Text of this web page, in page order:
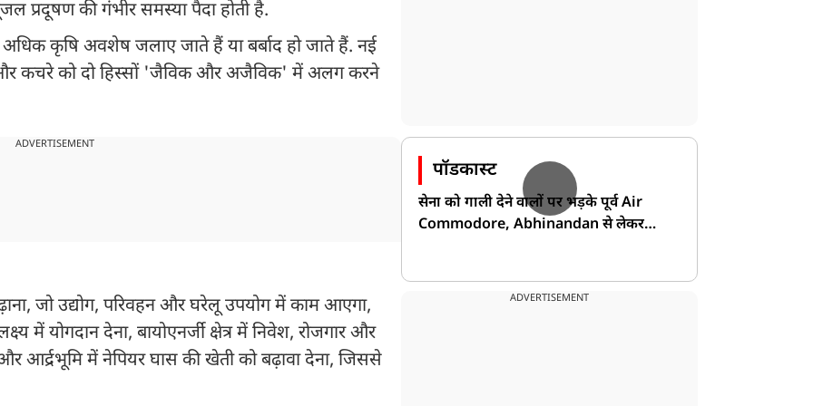
प्रदूषण की गंभीर समस्या पैदा होती है.
कृषि अवशेष जलाए जाते हैं या बर्बाद हो जाते हैं. नई
और कचरे को दो हिस्सों 'जैविक और अजैविक' में अलग करने
ADVERTISEMENT
जो उद्योग, परिवहन और घरेलू उपयोग में काम आएगा,
में योगदान देना, बायोएनर्जी क्षेत्र में निवेश, रोजगार और
और आर्द्रभूमि में नेपियर घास की खेती को बढ़ावा देना, जिससे
पॉडकास्ट
सेना को गाली देने वालों पर भड़के पूर्व Air
Commodore, Abhinandan से लेकर
ADVERTISEMENT